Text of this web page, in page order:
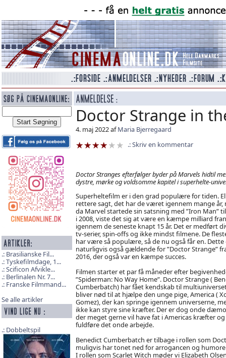
Brasilianske Fil...
Tyskefilmdage, 1...
Scificon Afvikle...
Berlinalen Nr. 7...
Franske Filmmand...
Se alle artikler
Dobbeltspil
Doctor Strange in
4. maj 2022 afMaria Bjerregaard
Skriv en kommentar
Doctor Stranges efterfølger byder på Marvels hidtil
dystre, mørke og voldsomme kapitel i superhelte-
Superheltefilm er i den grad populære for tiden.
rettere sagt, det har de været igennem mange år,
da Marvel startede sin satsning med ”Iron Man”
i 2008, viste det sig at være en kæmpe milliard
igennem de seneste knapt 15 år. Det er medført
tv-serier, spin-offs og ikke mindst filmene. De
har være så populære, så de nu også får en. Dette
naturligvis også gældende for ”Doctor Strange”
2016, der også var en kæmpe succes.
Filmen starter et par få måneder efter
”Spiderman: No Way Home”. Doctor Strange (
Cumberbatch) har fået kendskab til
bliver nød til at hjælpe den unge pige, America (
Gomez), der kan springe igennem universerne,
ikke kan styre sine kræfter. Der er dog onde
der meget gerne vil have fat i Americas kræfter og
fuldføre det onde arbejde.
Benedict Cumberbatch er tilbage i rollen som
muligvis har tonet ned for arrogancen og
I rollen som Scarlet Witch møder vi Elizabeth